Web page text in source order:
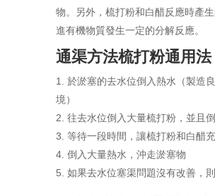
物。另外，梳打粉和白醋反應時產
進有機物質發生一定的分解反應。
通渠方法梳打粉通用法
於淤塞的去水位倒入熱水（製造
境）
往去水位倒入大量梳打粉，並且
等待一段時間，讓梳打粉和白醋
倒入大量熱水，沖走淤塞物
如果去水位塞渠問題沒有改善，